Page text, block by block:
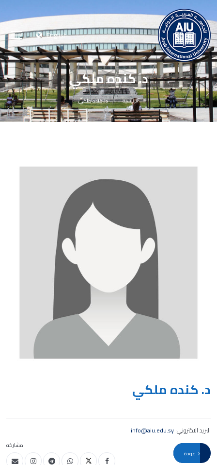
English
د. كنده ملكي
الرئيسية د. كنده ملكي
د. كنده ملكي
البريد الاكتروني:info@aiu.edu.sy
مشاركة